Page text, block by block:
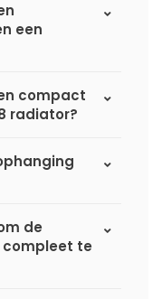
een
compact
radiator?
de
te